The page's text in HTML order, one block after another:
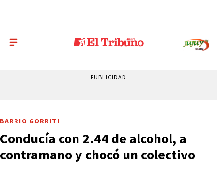
PUBLICIDAD
BARRIO GORRITI
Conducía con 2.44 de alcohol, a
contramano y chocó un colectivo